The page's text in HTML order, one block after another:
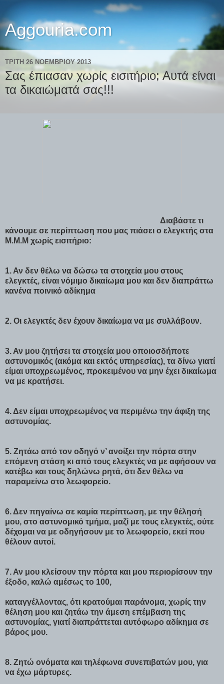
Aggouria.com
ΤΡΊΤΗ 26 ΝΟΕΜΒΡΊΟΥ 2013
Σας έπιασαν χωρίς εισιτήριο; Αυτά είναι
τα δικαιώματά σας!!!
Διαβάστε τι
κάνουμε σε περίπτωση που μας πιάσει ο ελεγκτής στα
Μ.Μ.Μ χωρίς εισιτήριο:
1. Αν δεν θέλω να δώσω τα στοιχεία μου στους
ελεγκτές, είναι νόμιμο δικαίωμα μου και δεν διαπράττω
κανένα ποινικό αδίκημα
2. Οι ελεγκτές δεν έχουν δικαίωμα να με συλλάβουν.
3. Αν μου ζητήσει τα στοιχεία μου οποιοσδήποτε
αστυνομικός (ακόμα και εκτός υπηρεσίας), τα δίνω γιατί
είμαι υποχρεωμένος, προκειμένου να μην έχει δικαίωμα
να με κρατήσει.
4. Δεν είμαι υποχρεωμένος να περιμένω την άφιξη της
αστυνομίας.
5. Ζητάω από τον οδηγό ν’ ανοίξει την πόρτα στην
επόμενη στάση κι από τους ελεγκτές να με αφήσουν να
κατέβω και τους δηλώνω ρητά, ότι δεν θέλω να
παραμείνω στο λεωφορείο.
6. Δεν πηγαίνω σε καμία περίπτωση, με την θέλησή
μου, στο αστυνομικό τμήμα, μαζί με τους ελεγκτές, ούτε
δέχομαι να με οδηγήσουν με το λεωφορείο, εκεί που
θέλουν αυτοί.
7. Αν μου κλείσουν την πόρτα και μου περιορίσουν την
έξοδο, καλώ αμέσως το 100,
καταγγέλλοντας, ότι κρατούμαι παράνομα, χωρίς την
θέληση μου και ζητάω την άμεση επέμβαση της
αστυνομίας, γιατί διαπράττεται αυτόφωρο αδίκημα σε
βάρος μου.
8. Ζητώ ονόματα και τηλέφωνα συνεπιβατών μου, για
να έχω μάρτυρες.